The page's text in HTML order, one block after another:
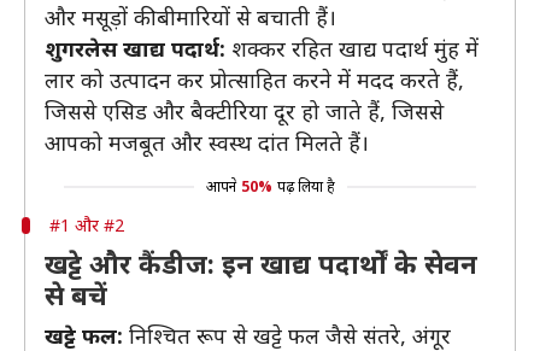
और मसूड़ों की बीमारियों से बचाती हैं।
शुगरलेस खाद्य पदार्थ: शक्कर रहित खाद्य पदार्थ मुंह में
लार को उत्पादन कर प्रोत्साहित करने में मदद करते हैं,
जिससे एसिड और बैक्टीरिया दूर हो जाते हैं, जिससे
आपको मजबूत और स्वस्थ दांत मिलते हैं।
आपने 50% पढ़ लिया है
#1 और #2
खट्टे और कैंडीज: इन खाद्य पदार्थों के सेवन
से बचें
खट्टे फल: निश्चित रूप से खट्टे फल जैसे संतरे, अंगूर